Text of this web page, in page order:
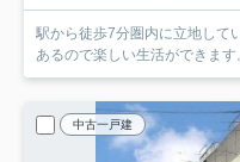
駅から徒歩7分圏内に立地して
あるので楽しい生活ができま
中古一戸建